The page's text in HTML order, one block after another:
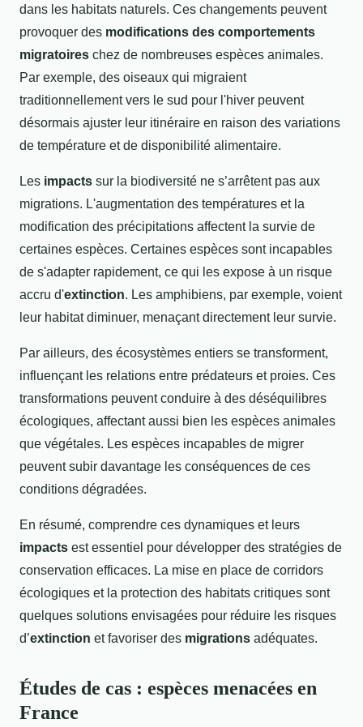
dans les habitats naturels. Ces changements peuvent
provoquer des modifications des comportements
migratoires chez de nombreuses espèces animales.
Par exemple, des oiseaux qui migraient
traditionnellement vers le sud pour l'hiver peuvent
désormais ajuster leur itinéraire en raison des variations
de température et de disponibilité alimentaire.
Les impacts sur la biodiversité ne s’arrêtent pas aux
migrations. L'augmentation des températures et la
modification des précipitations affectent la survie de
certaines espèces. Certaines espèces sont incapables
de s'adapter rapidement, ce qui les expose à un risque
accru d'extinction. Les amphibiens, par exemple, voient
leur habitat diminuer, menaçant directement leur survie.
Par ailleurs, des écosystèmes entiers se transforment,
influençant les relations entre prédateurs et proies. Ces
transformations peuvent conduire à des déséquilibres
écologiques, affectant aussi bien les espèces animales
que végétales. Les espèces incapables de migrer
peuvent subir davantage les conséquences de ces
conditions dégradées.
En résumé, comprendre ces dynamiques et leurs
impacts est essentiel pour développer des stratégies de
conservation efficaces. La mise en place de corridors
écologiques et la protection des habitats critiques sont
quelques solutions envisagées pour réduire les risques
d’extinction et favoriser des migrations adéquates.
Études de cas : espèces menacées en
France